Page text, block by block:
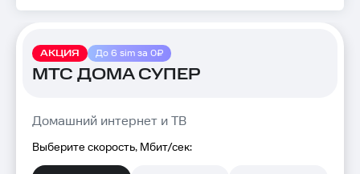
АКЦИЯ До 6 sim за 0₽
МТС ДОМА СУПЕР
Домашний интернет и ТВ
Выберите скорость, Мбит/сек: